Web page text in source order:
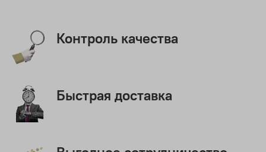
Контроль качества
Быстрая доставка